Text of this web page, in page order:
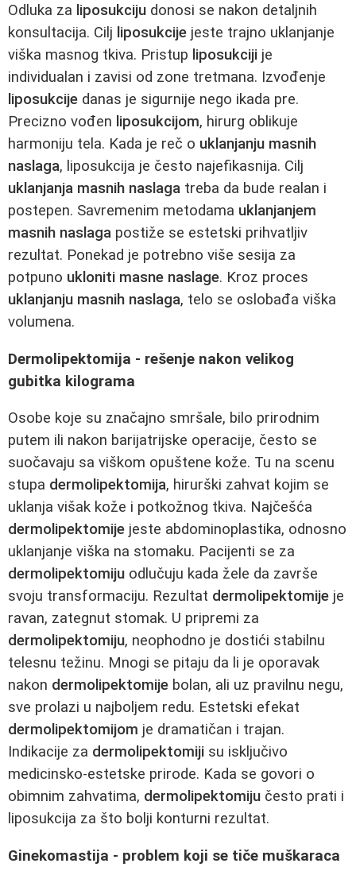
Odluka za liposukciju donosi se nakon detaljnih
konsultacija. Cilj liposukcije jeste trajno uklanjanje
viška masnog tkiva. Pristup liposukciji je
individualan i zavisi od zone tretmana. Izvođenje
liposukcije danas je sigurnije nego ikada pre.
Precizno vođen liposukcijom, hirurg oblikuje
harmoniju tela. Kada je reč o uklanjanju masnih
naslaga, liposukcija je često najefikasnija. Cilj
uklanjanja masnih naslaga treba da bude realan i
postepen. Savremenim metodama uklanjanjem
masnih naslaga postiže se estetski prihvatljiv
rezultat. Ponekad je potrebno više sesija za
potpuno ukloniti masne naslage. Kroz proces
uklanjanju masnih naslaga, telo se oslobađa viška
volumena.
Dermolipektomija - rešenje nakon velikog
gubitka kilograma
Osobe koje su značajno smršale, bilo prirodnim
putem ili nakon barijatrijske operacije, često se
suočavaju sa viškom opuštene kože. Tu na scenu
stupa dermolipektomija, hirurški zahvat kojim se
uklanja višak kože i potkožnog tkiva. Najčešća
dermolipektomije jeste abdominoplastika, odnosno
uklanjanje viška na stomaku. Pacijenti se za
dermolipektomiju odlučuju kada žele da završe
svoju transformaciju. Rezultat dermolipektomije je
ravan, zategnut stomak. U pripremi za
dermolipektomiju, neophodno je dostići stabilnu
telesnu težinu. Mnogi se pitaju da li je oporavak
nakon dermolipektomije bolan, ali uz pravilnu negu,
sve prolazi u najboljem redu. Estetski efekat
dermolipektomijom je dramatičan i trajan.
Indikacije za dermolipektomiji su isključivo
medicinsko-estetske prirode. Kada se govori o
obimnim zahvatima, dermolipektomiju često prati i
liposukcija za što bolji konturni rezultat.
Ginekomastija - problem koji se tiče muškaraca